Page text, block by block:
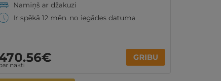
Namiņš ar džakuzi
Ir spēkā 12 mēn. no iegādes datuma
.56€
nakti
GRIBU